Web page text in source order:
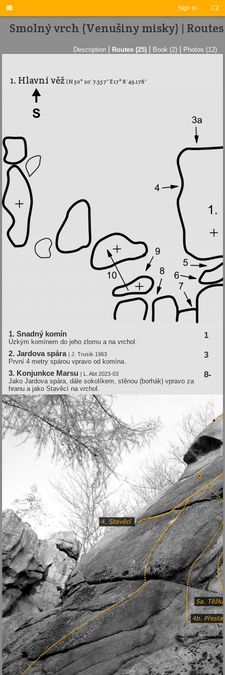
Sign in CZ

Smolný vrch (Venušiny misky) | Routes
Description Routes (25) Book (2) Photos (12)
1. Hlavní­ věž | N 50° 20′ 7.357″ E 17° 8′ 49.178″
1. Snadný komí­n 1
Úzkým komínem do jeho zlomu a na vrchol.
2. Jardova spára | J. Trusí­k 1963 3
První 4 metry spárou vpravo od komína.
3. Konjunkce Marsu | L. Abt 2023-03 8-
Jako Jardova spára, dále sokolíkem, stěnou (borhák) vpravo za
hranu a jako Stavěcí na vrchol.